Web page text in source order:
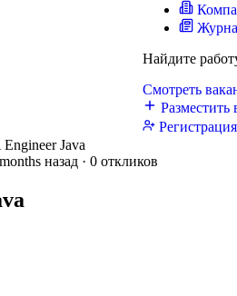
Найдите
Смотреть
Разместить
Java
назад · 0 откликов